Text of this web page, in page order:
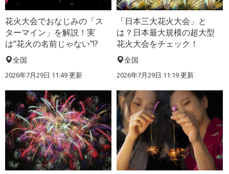
花火大会でおなじみの「ス
ターマイン」を解説！実
は“花火の名前じゃない”!?
全国
2026年7月29日 11:49 更新
「日本三大花火大会」と
は？日本最大規模の超大型
花火大会をチェック！
全国
2026年7月29日 11:19 更新